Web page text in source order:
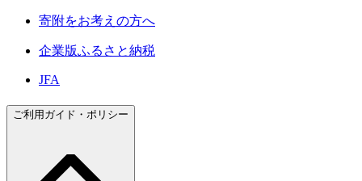
寄附をお考えの方へ
企業版ふるさと納税
JFA
ご利用ガイド・ポリシー